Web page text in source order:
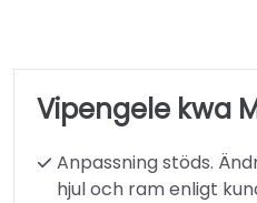
Vipengele kwa
Anpassning stöds.
hjul och ram enligt